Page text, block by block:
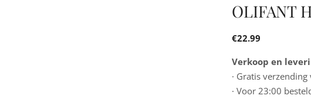
OLIFANT
€22.99
Verkoop en
· Gratis
· Voor 23:00